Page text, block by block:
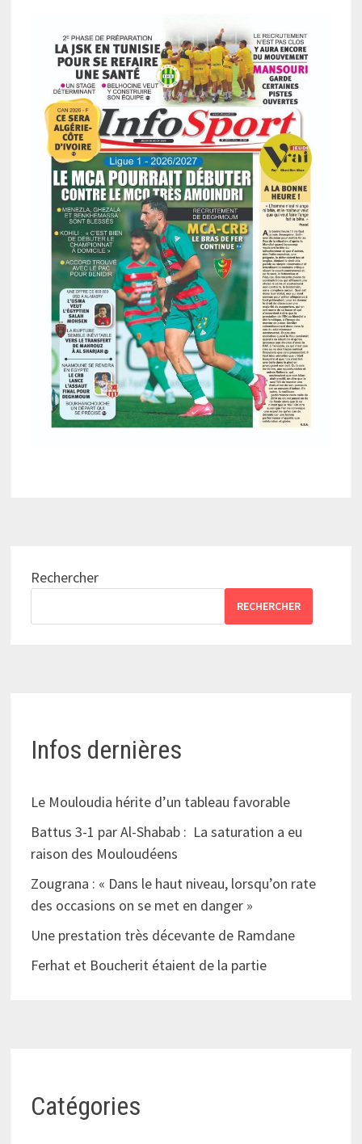
Rechercher
RECHERCHER
Infos dernières
Le Mouloudia hérite d’un tableau favorable
Battus 3-1 par Al-Shabab : La saturation a eu
raison des Mouloudéens
Zougrana : « Dans le haut niveau, lorsqu’on rate
des occasions on se met en danger »
Une prestation très décevante de Ramdane
Ferhat et Boucherit étaient de la partie
Catégories